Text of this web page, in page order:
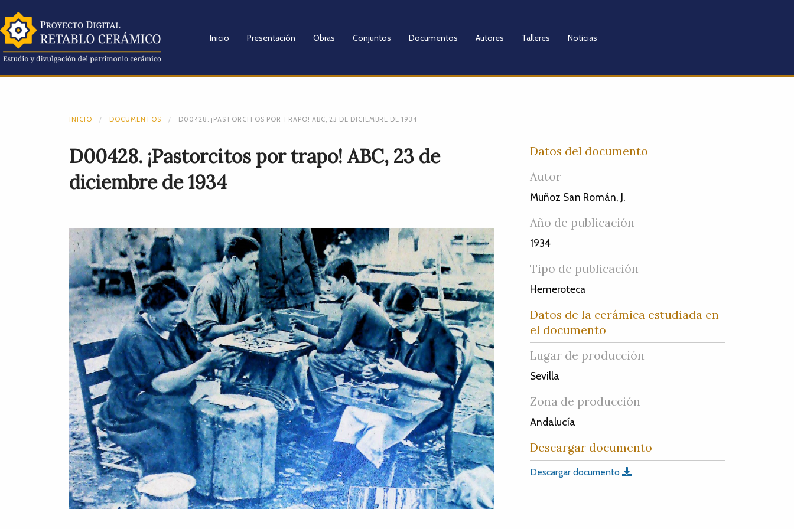
Inicio Presentación Obras Conjuntos Documentos Autores Talleres Noticias
INICIO DOCUMENTOS D00428. ¡PASTORCITOS POR TRAPO! ABC, 23 DE DICIEMBRE DE 1934
D00428. ¡Pastorcitos por trapo! ABC, 23 de
diciembre de 1934
Datos del documento
Autor
Muñoz San Román, J.
Año de publicación
1934
Tipo de publicación
Hemeroteca
Datos de la cerámica estudiada en
el documento
Lugar de producción
Sevilla
Zona de producción
Andalucía
Descargar documento
Descargar documento